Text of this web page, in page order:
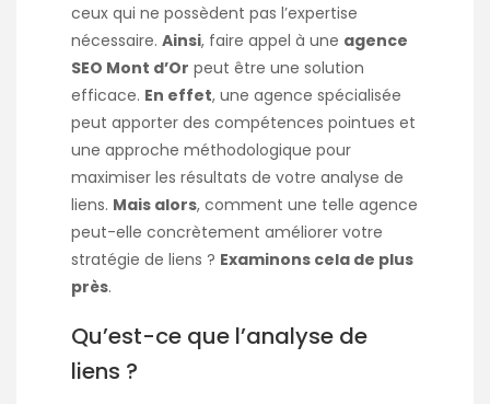
ceux qui ne possèdent pas l’expertise
nécessaire. Ainsi, faire appel à une agence
SEO Mont d’Or peut être une solution
efficace. En effet, une agence spécialisée
peut apporter des compétences pointues et
une approche méthodologique pour
maximiser les résultats de votre analyse de
liens. Mais alors, comment une telle agence
peut-elle concrètement améliorer votre
stratégie de liens ? Examinons cela de plus
près.
Qu’est-ce que l’analyse de
liens ?